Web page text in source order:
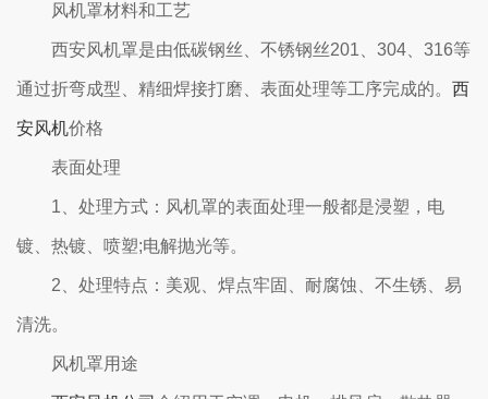
风机罩材料和工艺
西安风机罩是由低碳钢丝、不锈钢丝201、304、316等
通过折弯成型、精细焊接打磨、表面处理等工序完成的。 西
安风机价格
表面处理
1、处理方式：风机罩的表面处理一般都是浸塑，电
镀、热镀、喷塑;电解抛光等。
2、处理特点：美观、焊点牢固、耐腐蚀、不生锈、易
清洗。
风机罩用途